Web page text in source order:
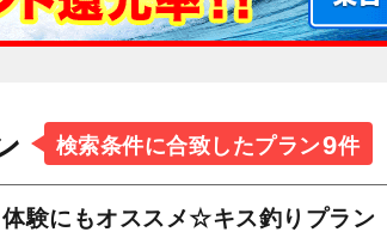
検索条件に合致したプラン9件
験にもオススメ☆キス釣りプラン